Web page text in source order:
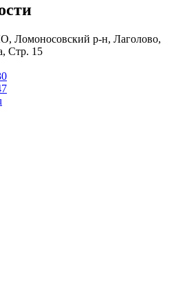
Ломоносовский р-н, Лаголово,
Стр. 15